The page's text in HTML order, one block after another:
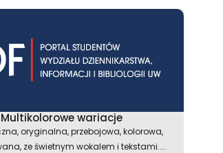
Multikolorowe wariacje
oryginalna, przebojowa, kolorowa,
ze świetnym wokalem i tekstami....